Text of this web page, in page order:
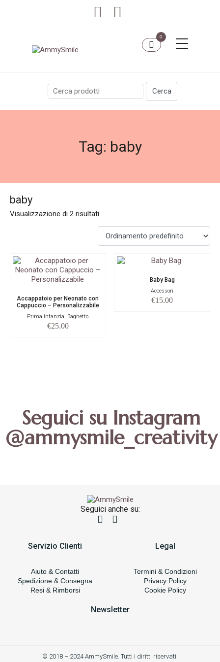
0
Tag: baby
baby
Visualizzazione di 2 risultati
Accappatoio per Neonato con
Cappuccio – Personalizzabile
Prima infanzia, Bagnetto
€25.00
Baby Bag
Accessori
€15.00
Seguici su Instagram
@ammysmile_creativity
Seguici anche su:
Servizio Clienti
Aiuto & Contatti
Spedizione & Consegna
Resi & Rimborsi
Legal
Termini & Condizioni
Privacy Policy
Cookie Policy
Newsletter
© 2018 – 2024 AmmySmile. Tutti i diritti riservati.